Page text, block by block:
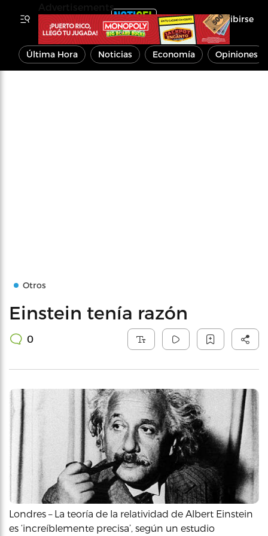
Inscribirse
Última Hora Noticias Economía Opiniones
Otros
Einstein tenía razón
0
Londres – La teoría de la relatividad de Albert Einstein
es ‘increíblemente precisa’, según un estudio
Advertisements